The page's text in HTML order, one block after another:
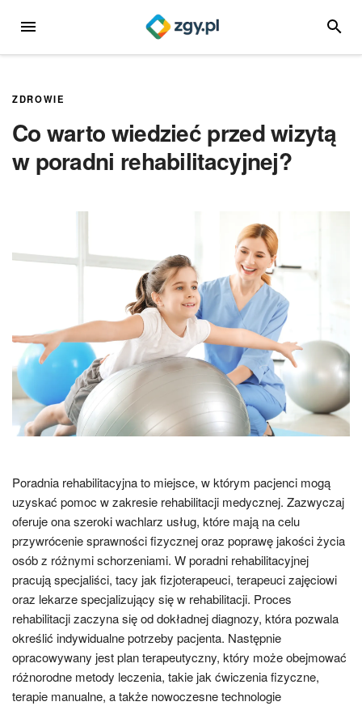
MENU
ZDROWIE
Co warto wiedzieć przed wizytą
w poradni rehabilitacyjnej?
Poradnia rehabilitacyjna to miejsce, w którym pacjenci mogą
uzyskać pomoc w zakresie rehabilitacji medycznej. Zazwyczaj
oferuje ona szeroki wachlarz usług, które mają na celu
przywrócenie sprawności fizycznej oraz poprawę jakości życia
osób z różnymi schorzeniami. W poradni rehabilitacyjnej
pracują specjaliści, tacy jak fizjoterapeuci, terapeuci zajęciowi
oraz lekarze specjalizujący się w rehabilitacji. Proces
rehabilitacji zaczyna się od dokładnej diagnozy, która pozwala
określić indywidualne potrzeby pacjenta. Następnie
opracowywany jest plan terapeutyczny, który może obejmować
różnorodne metody leczenia, takie jak ćwiczenia fizyczne,
terapie manualne, a także nowoczesne technologie